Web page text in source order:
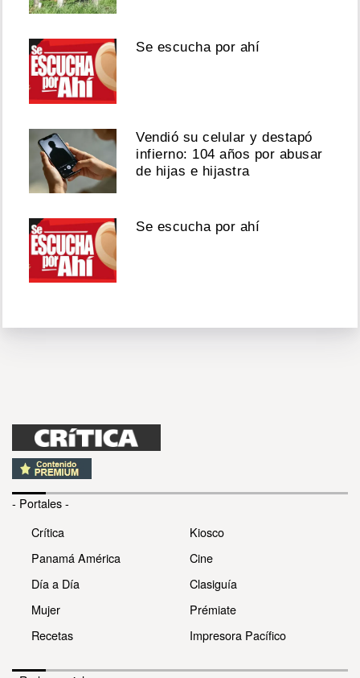
Se escucha por ahí
Vendió su celular y destapó
infierno: 104 años por abusar
de hijas e hijastra
Se escucha por ahí
- Portales -
Crítica
Panamá América
Día a Día
Mujer
Recetas
Kiosco
Cine
Clasiguía
Prémiate
Impresora Pacífico